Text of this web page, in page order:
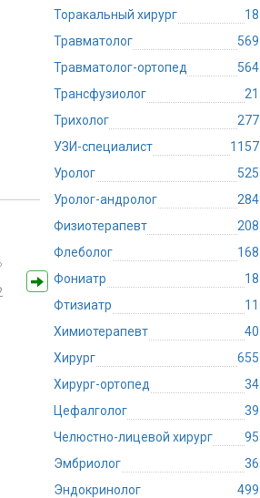
Торакальный хирург
18
Травматолог
569
Травматолог-ортопед
564
Трансфузиолог
21
Трихолог
277
УЗИ-специалист
1157
Уролог
525
Уролог-андролог
284
Физиотерапевт
208
Флеболог
168
Фониатр
18
Фтизиатр
11
Химиотерапевт
40
Хирург
655
Хирург-ортопед
34
Цефалголог
39
Челюстно-лицевой хирург
95
Эмбриолог
36
Эндокринолог
499